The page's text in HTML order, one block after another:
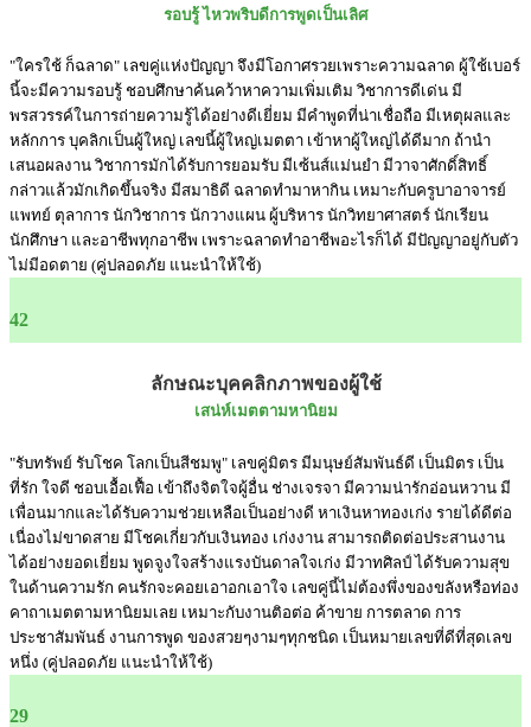
รอบรู้ ไหวพริบดีการพูดเป็นเลิศ
"ใครใช้ ก็ฉลาด" เลขคู่แห่งปัญญา จึงมีโอกาศรวยเพราะความฉลาด ผู้ใช้เบอร์
นี้จะมีความรอบรู้ ชอบศึกษาค้นคว้าหาความเพิ่มเติม วิชาการดีเด่น มี
พรสวรรค์ในการถ่ายความรู้ได้อย่างดีเยี่ยม มีคำพูดที่น่าเชื่อถือ มีเหตุผลและ
หลักการ บุคลิกเป็นผู้ใหญ่ เลขนี้ผู้ใหญ่เมตตา เข้าหาผู้ใหญ่ได้ดีมาก ถ้านำ
เสนอผลงาน วิชาการมักได้รับการยอมรับ มีเซ้นส์แม่นยำ มีวาจาศักดิ์สิทธิ์
กล่าวแล้วมักเกิดขึ้นจริง มีสมาธิดี ฉลาดทำมาหากิน เหมาะกับครูบาอาจารย์
แพทย์ ตุลาการ นักวิชาการ นักวางแผน ผู้บริหาร นักวิทยาศาสตร์ นักเรียน
นักศึกษา และอาชีพทุกอาชีพ เพราะฉลาดทำอาชีพอะไรก็ได้ มีปัญญาอยู่กับตัว
ไม่มีอดตาย (คู่ปลอดภัย แนะนำให้ใช้)
42
ลักษณะบุคคลิกภาพของผู้ใช้
เสน่ห์เมตตามหานิยม
"รับทรัพย์ รับโชค โลกเป็นสีชมพู" เลขคู่มิตร มีมนุษย์สัมพันธ์ดี เป็นมิตร เป็น
ที่รัก ใจดี ชอบเอื้อเฟื้อ เข้าถึงจิตใจผู้อื่น ช่างเจรจา มีความน่ารักอ่อนหวาน มี
เพื่อนมากและได้รับความช่วยเหลือเป็นอย่างดี หาเงินหาทองเก่ง รายได้ดีต่อ
เนื่องไม่ขาดสาย มีโชคเกี่ยวกับเงินทอง เก่งงาน สามารถติดต่อประสานงาน
ได้อย่างยอดเยี่ยม พูดจูงใจสร้างแรงบันดาลใจเก่ง มีวาทศิลป์ ได้รับความสุข
ในด้านความรัก คนรักจะคอยเอาอกเอาใจ เลขคู่นี้ไม่ต้องพึ่งของขลังหรือท่อง
คาถาเมตตามหานิยมเลย เหมาะกับงานติอต่อ ค้าขาย การตลาด การ
ประชาสัมพันธ์ งานการพูด ของสวยๆงามๆทุกชนิด เป็นหมายเลขที่ดีที่สุดเลข
หนึ่ง (คู่ปลอดภัย แนะนำให้ใช้)
29